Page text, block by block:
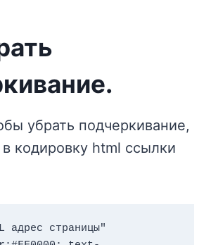
убрать подчеркивание,
кодировку html ссылки
адрес страницы"